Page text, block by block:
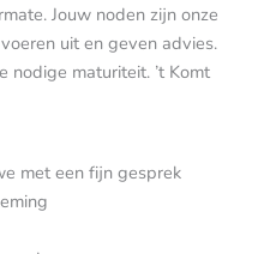
Jouw noden zijn onze
uit en geven advies.
nodige maturiteit. ’t Komt
met een fijn gesprek